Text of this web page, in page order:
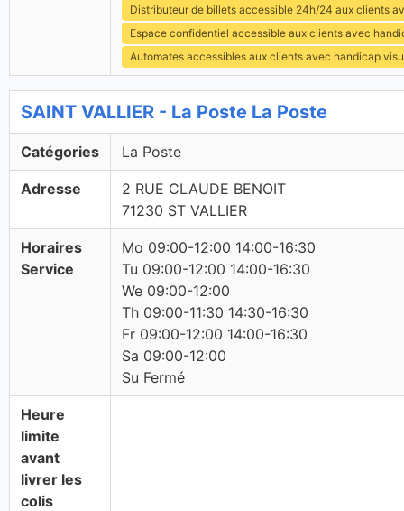
Distributeur de billets accessible 24h/24 aux clients
Espace confidentiel accessible aux clients avec
Automates accessibles aux clients avec handicap
SAINT VALLIER - La Poste La Poste
Catégories La Poste
Adresse
2 RUE CLAUDE BENOIT
71230 ST VALLIER
Horaires
Service
Mo 09:00-12:00 14:00-16:30
Tu 09:00-12:00 14:00-16:30
We 09:00-12:00
Th 09:00-11:30 14:30-16:30
Fr 09:00-12:00 14:00-16:30
Sa 09:00-12:00
Su Fermé
Heure
limite
avant
livrer les
colis